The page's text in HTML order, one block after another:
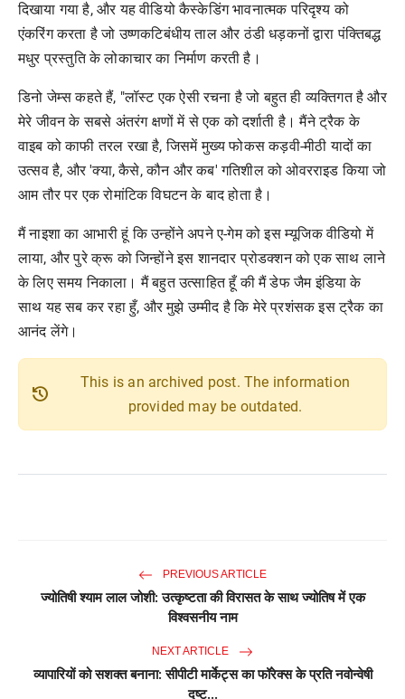
दिखाया गया है, और यह वीडियो कैस्केडिंग भावनात्मक परिदृश्य को
एंकरिंग करता है जो उष्णकटिबंधीय ताल और ठंडी धड़कनों द्वारा पंक्तिबद्ध
मधुर प्रस्तुति के लोकाचार का निर्माण करती है।
डिनो जेम्स कहते हैं, "लॉस्ट एक ऐसी रचना है जो बहुत ही व्यक्तिगत है और
मेरे जीवन के सबसे अंतरंग क्षणों में से एक को दर्शाती है। मैंने ट्रैक के
वाइब को काफी तरल रखा है, जिसमें मुख्य फोकस कड़वी-मीठी यादों का
उत्सव है, और 'क्या, कैसे, कौन और कब' गतिशील को ओवरराइड किया जो
आम तौर पर एक रोमांटिक विघटन के बाद होता है।
मैं नाइशा का आभारी हूं कि उन्होंने अपने ए-गेम को इस म्यूजिक वीडियो में
लाया, और पुरे क्रू को जिन्होंने इस शानदार प्रोडक्शन को एक साथ लाने
के लिए समय निकाला। मैं बहुत उत्साहित हूँ की मैं डेफ जैम इंडिया के
साथ यह सब कर रहा हुँ, और मुझे उम्मीद है कि मेरे प्रशंसक इस ट्रैक का
आनंद लेंगे।
history
This is an archived post. The information
provided may be outdated.
PREVIOUS ARTICLE
ज्योतिषी श्याम लाल जोशी: उत्कृष्टता की विरासत के साथ ज्योतिष में एक
विश्वसनीय नाम
NEXT ARTICLE
व्यापारियों को सशक्त बनाना: सीपीटी मार्केट्स का फॉरेक्स के प्रति नवोन्वेषी
दृष्ट...